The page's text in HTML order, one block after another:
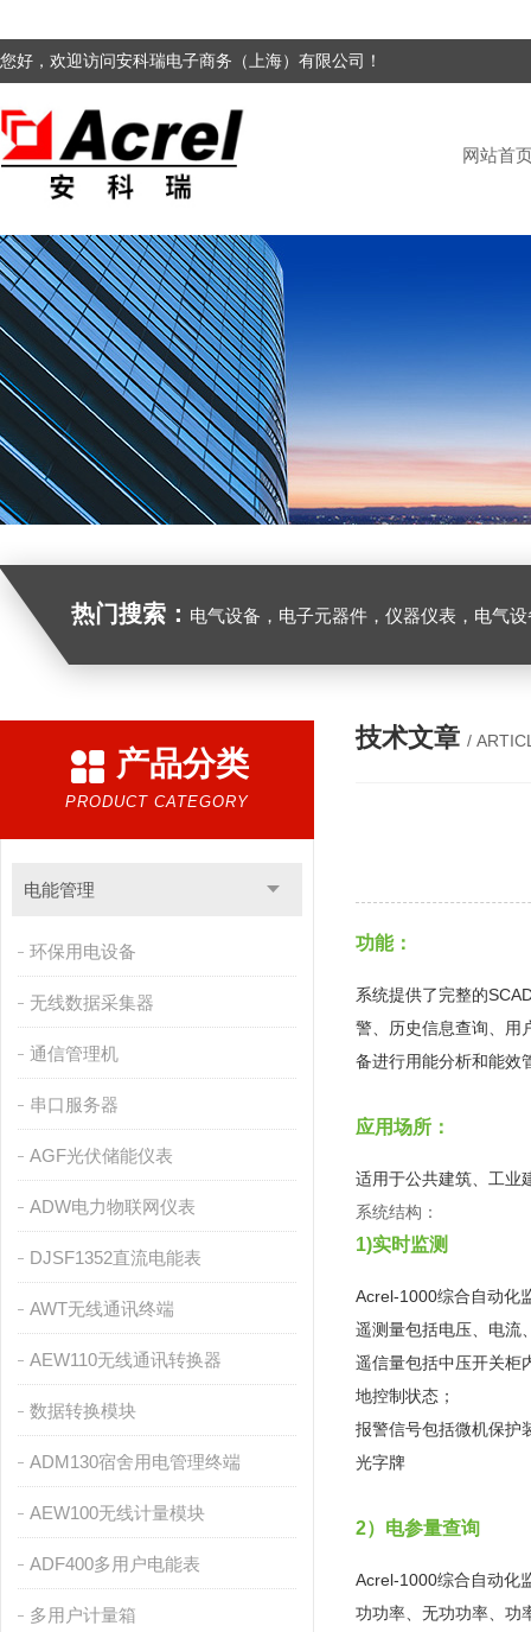
您好，欢迎访问安科瑞电子商务（上海）有限公司！
网站首
热门搜索： 电气设备，电子元器件，仪器仪表，电气
产品分类
PRODUCT CATEGORY
电能管理
环保用电设备
无线数据采集器
通信管理机
串口服务器
AGF光伏储能仪表
ADW电力物联网仪表
DJSF1352直流电能表
AWT无线通讯终端
AEW110无线通讯转换器
数据转换模块
ADM130宿舍用电管理终端
AEW100无线计量模块
ADF400多用户电能表
多用户计量箱
技术文章 /
功能：
系统提供了完整的
警、历史信息查询、用
备进行用能分析和能效
应用场所：
适用于公共建筑、工业
系统结构：
1)实时监测
Acrel-1000综合自动化
遥测量包括电压、电流
遥信量包括中压开关柜
地控制状态；
报警信号包括微机保护
光字牌
2）电参量查询
Acrel-1000综合自动化
功功率、无功功率、功